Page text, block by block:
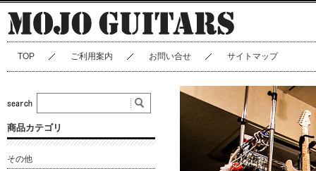
TOP ご利用案内 お問い合せ サイトマップ
商品カテゴリ
その他